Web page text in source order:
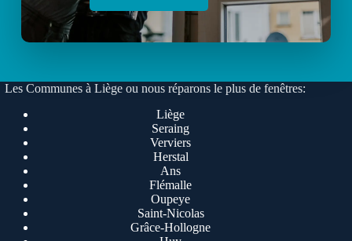
Les Communes à Liège ou nous réparons le plus de fenêtres:
Liège
Seraing
Verviers
Herstal
Ans
Flémalle
Oupeye
Saint-Nicolas
Grâce-Hollogne